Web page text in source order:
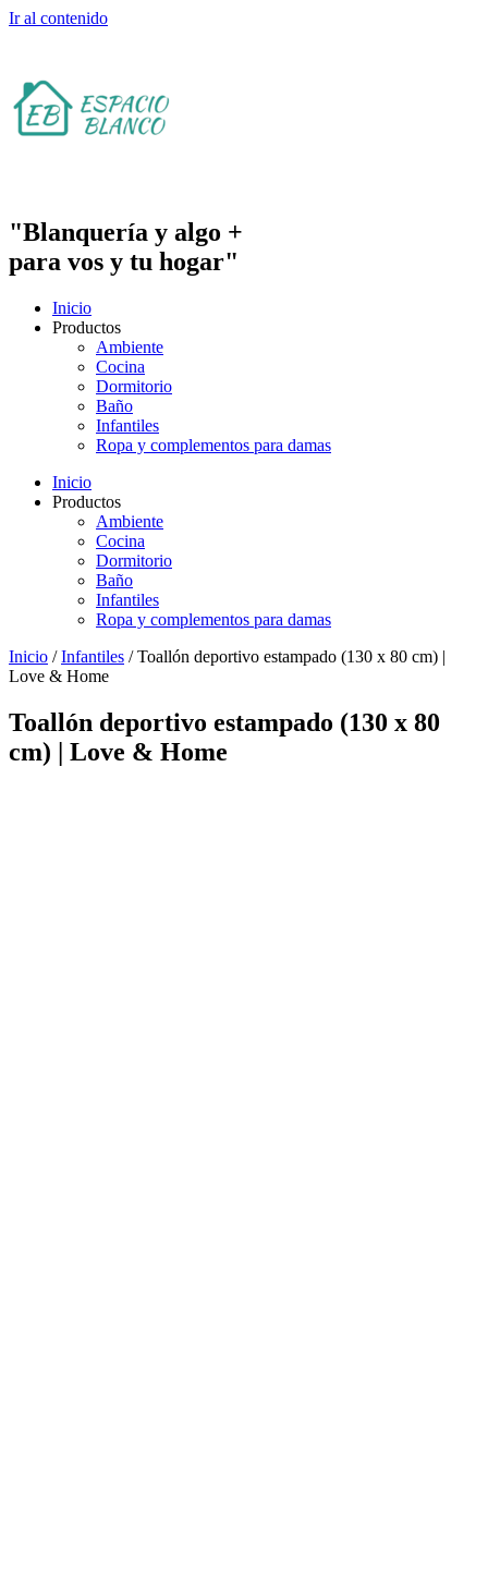
Ir al contenido
"Blanquería y algo +
para vos y tu hogar"
Inicio
Productos
Ambiente
Cocina
Dormitorio
Baño
Infantiles
Ropa y complementos para damas
Inicio
Productos
Ambiente
Cocina
Dormitorio
Baño
Infantiles
Ropa y complementos para damas
Inicio /Infantiles / Toallón deportivo estampado (130 x 80 cm) |
Love & Home
Toallón deportivo estampado (130 x 80
cm) | Love & Home